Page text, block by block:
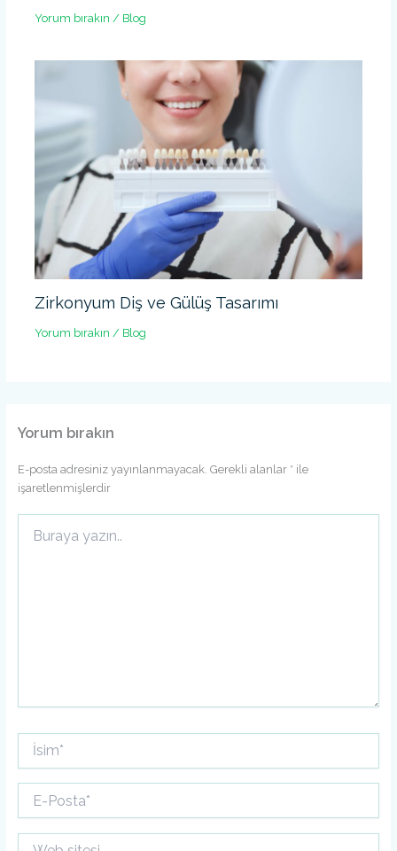
Yorum bırakın / Blog
Zirkonyum Diş ve Gülüş Tasarımı
Yorum bırakın / Blog
Yorum bırakın
E-posta adresiniz yayınlanmayacak. Gerekli alanlar * ile
işaretlenmişlerdir
yazın..
İsim*
Posta*